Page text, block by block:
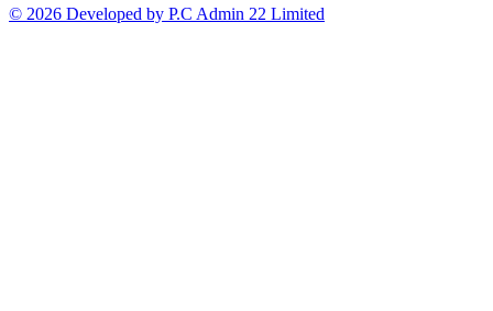
© 2026 Developed by P.C Admin 22 Limited